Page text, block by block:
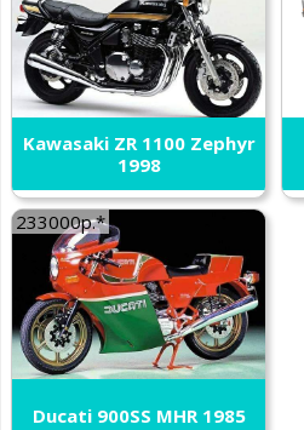
Kawasaki ZR 1100 Zephyr
1998
233000р.*
Ducati 900SS MHR 1985